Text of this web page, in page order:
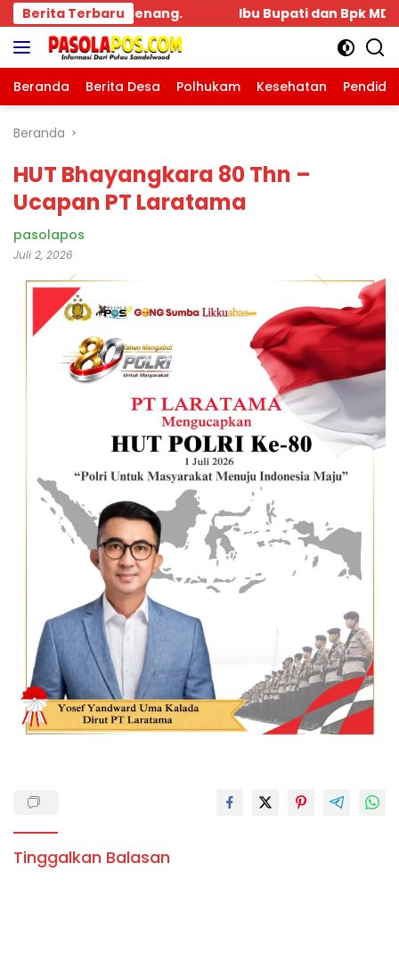
Langsung
ke
konten
Berita Terbaru
Ibu Bupati dan Bpk MDT Hadir Acara
Beranda Berita Desa Polhukam Kesehatan
Beranda
HUT Bhayangkara 80 Thn –
Ucapan PT Laratama
pasolapos
Juli 2, 2026
Tinggalkan Balasan